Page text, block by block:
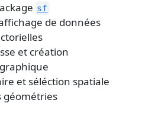
sf
de données
et création
et séléction spatiale
géométries